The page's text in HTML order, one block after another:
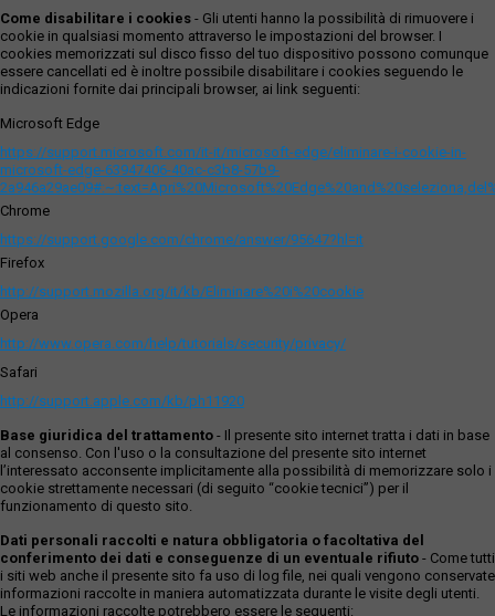
Come disabilitare i cookies - Gli utenti hanno la possibilità di rimuovere i
cookie in qualsiasi momento attraverso le impostazioni del browser. I
cookies memorizzati sul disco fisso del tuo dispositivo possono comunque
essere cancellati ed è inoltre possibile disabilitare i cookies seguendo le
indicazioni fornite dai principali browser, ai link seguenti:
Microsoft Edge
https://support.microsoft.com/it-it/microsoft-edge/eliminare-i-cookie-in-
microsoft-edge-63947406-40ac-c3b8-57b9-
Chrome
https://support.google.com/chrome/answer/95647?hl=it
Firefox
http://support.mozilla.org/it/kb/Eliminare%20i%20cookie
Opera
http://www.opera.com/help/tutorials/security/privacy/
Safari
http://support.apple.com/kb/ph11920
Base giuridica del trattamento - Il presente sito internet tratta i dati in base
al consenso. Con l'uso o la consultazione del presente sito internet
l’interessato acconsente implicitamente alla possibilità di memorizzare solo i
cookie strettamente necessari (di seguito “cookie tecnici”) per il
funzionamento di questo sito.
Dati personali raccolti e natura obbligatoria o facoltativa del
conferimento dei dati e conseguenze di un eventuale rifiuto - Come tutti
i siti web anche il presente sito fa uso di log file, nei quali vengono conservate
informazioni raccolte in maniera automatizzata durante le visite degli utenti.
Le informazioni raccolte potrebbero essere le seguenti: